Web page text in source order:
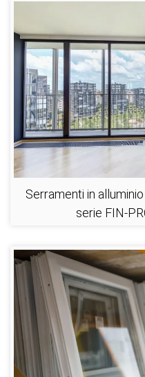
Serramenti in
serie FIN-